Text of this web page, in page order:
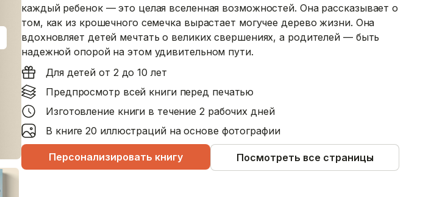
каждый ребенок — это целая вселенная возможностей. Она рассказывает о
том, как из крошечного семечка вырастает могучее дерево жизни. Она
вдохновляет детей мечтать о великих свершениях, а родителей — быть
надежной опорой на этом удивительном пути.
Для детей от 2 до 10 лет
Предпросмотр всей книги перед печатью
Изготовление книги в течение 2 рабочих дней
В книге 20 иллюстраций на основе фотографии
Персонализировать книгу Посмотреть все страницы